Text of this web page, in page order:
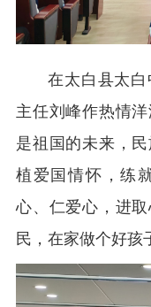
在太白县太
主任刘峰作热情
是祖国的未来，
植爱国情怀，练
心、仁爱心，进
民，在家做个好孩